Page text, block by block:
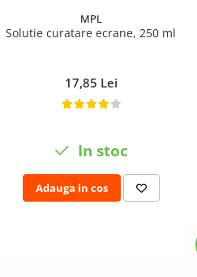
MPL
Solutie curatare ecrane, 250 ml
17,85 Lei
In stoc
Adauga in cos